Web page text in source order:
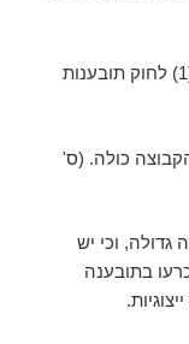
א. קיומה של עילת תביעה אישית. (ס' 4(א)(1) לחוק תובענות
כולה. (ס'
גדולה, וכי יש
בתובענה